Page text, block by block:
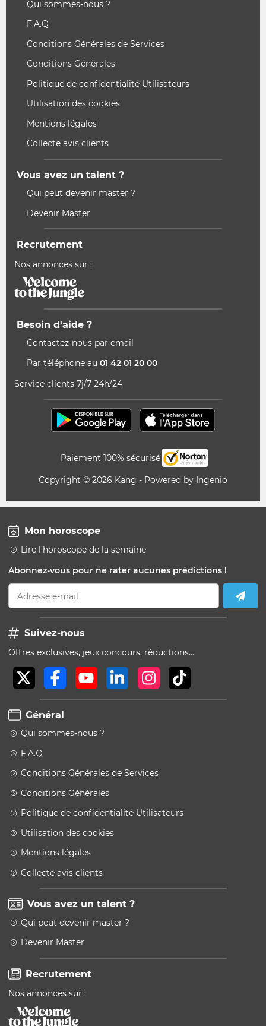
Qui sommes-nous ?
F.A.Q
Conditions Générales de Services
Conditions Générales
Politique de confidentialité Utilisateurs
Utilisation des cookies
Mentions légales
Collecte avis clients
Vous avez un talent ?
Qui peut devenir master ?
Devenir Master
Recrutement
Nos annonces sur :
Besoin d'aide ?
Contactez-nous par email
Par téléphone au 01 42 01 20 00
Service clients 7j/7 24h/24
Paiement 100% sécurisé
Copyright © 2026 Kang - Powered by Ingenio
Mon horoscope
Lire l'horoscope de la semaine
Abonnez-vous pour ne rater aucunes prédictions !
Adresse e-mail
Suivez-nous
Offres exclusives, jeux concours, réductions…
Général
Qui sommes-nous ?
F.A.Q
Conditions Générales de Services
Conditions Générales
Politique de confidentialité Utilisateurs
Utilisation des cookies
Mentions légales
Collecte avis clients
Vous avez un talent ?
Qui peut devenir master ?
Devenir Master
Recrutement
Nos annonces sur :